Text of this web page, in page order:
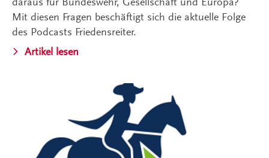
Mit diesen Fragen beschäftigt sich die aktuelle Folge
des Podcasts Friedensreiter.
Artikel lesen